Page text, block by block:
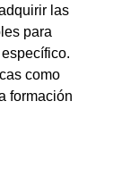
las
para
como
formación